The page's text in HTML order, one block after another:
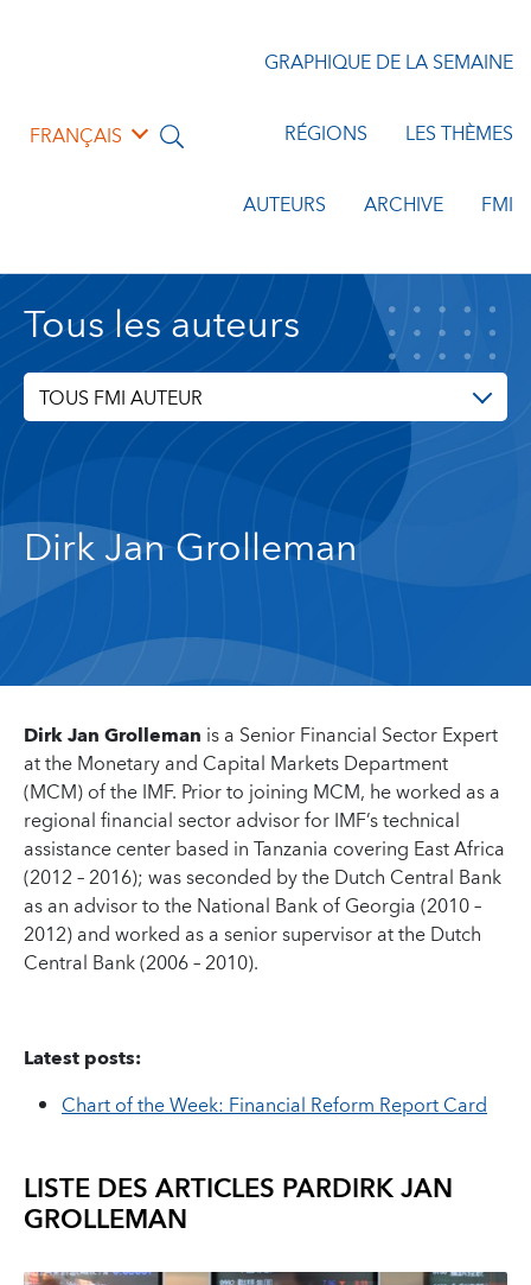
FRANÇAIS
GRAPHIQUE DE LA SEMAINE
RÉGIONS LES THÈMES
AUTEURS ARCHIVE FMI
Tous les auteurs
TOUS FMI AUTEUR
Dirk Jan Grolleman
Dirk Jan Grolleman is a Senior Financial Sector Expert
at the Monetary and Capital Markets Department
(MCM) of the IMF. Prior to joining MCM, he worked as a
regional financial sector advisor for IMF’s technical
assistance center based in Tanzania covering East Africa
(2012 – 2016); was seconded by the Dutch Central Bank
as an advisor to the National Bank of Georgia (2010 –
2012) and worked as a senior supervisor at the Dutch
Central Bank (2006 – 2010).
Latest posts:
Chart of the Week: Financial Reform Report Card
LISTE DES ARTICLES PARDIRK JAN
GROLLEMAN